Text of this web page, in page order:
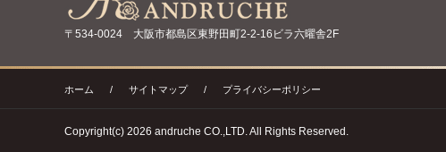
〒534-0024 大阪市都島区東野田町2-2-16ビラ六曜舎2F
ホーム / サイトマップ / プライバシーポリシー
Copyright(c) 2026 andruche CO.,LTD. All Rights Reserved.